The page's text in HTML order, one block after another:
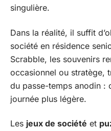
singulière.
Dans la réalité, il suffit
société en résidence
Scrabble, les souvenirs
occasionnel ou stratège,
du passe-temps anodin :
journée plus légère.
Les jeux de société et